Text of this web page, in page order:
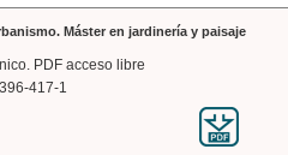
Máster en jardinería y paisaje
PDF acceso libre
417-1